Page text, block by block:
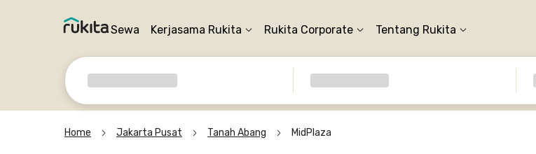
Sewa Kerjasama Rukita Rukita Corporate Tentang Rukita
Home Jakarta Pusat Tanah Abang MidPlaza